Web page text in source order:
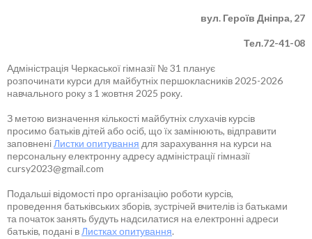
вул. Героїв Дніпра, 27
Тел.72-41-08
Адміністрація Черкаської гімназії № 31 планує
розпочинати курси для майбутніх першокласників 2025-2026
навчального року з 1 жовтня 2025 року.
З метою визначення кількості майбутніх слухачів курсів
просимо батьків дітей або осіб, що їх замінюють, відправити
заповнені Листки опитування для зарахування на курси на
персональну електронну адресу адміністрації гімназії
cursy2023@gmail.com
Подальші відомості про організацію роботи курсів,
проведення батьківських зборів, зустрічей вчителів із батьками
та початок занять будуть надсилатися на електронні адреси
батьків, подані в Листках опитування.